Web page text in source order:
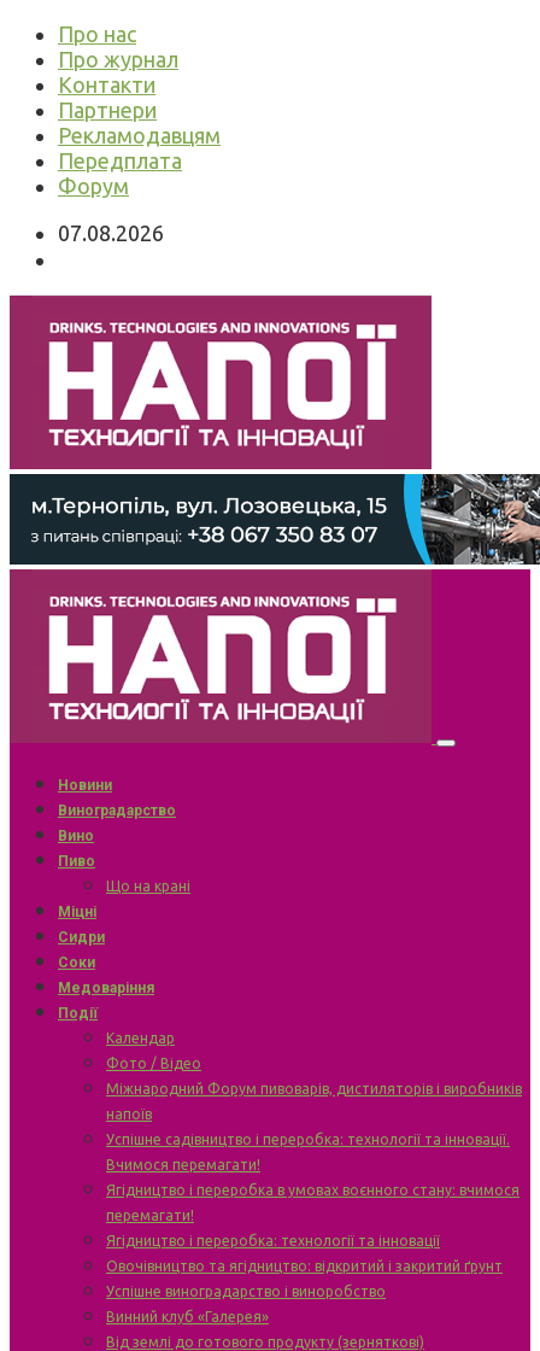
Про нас
Про журнал
Контакти
Партнери
Рекламодавцям
Передплата
Форум
07.08.2026
Новини
Виноградарство
Вино
Пиво
Що на крані
Міцні
Сидри
Соки
Медоваріння
Події
Календар
Фото / Відео
Міжнародний Форум пивоварів, дистиляторів і виробників
напоїв
Успішне садівництво і переробка: технології та інновації.
Вчимося перемагати!
Ягідництво і переробка в умовах воєнного стану: вчимося
перемагати!
Ягідництво і переробка: технології та інновації
Овочівництво та ягідництво: відкритий і закритий ґрунт
Успішне виноградарство і виноробство
Винний клуб «Галерея»
Від землі до готового продукту (зерняткові)